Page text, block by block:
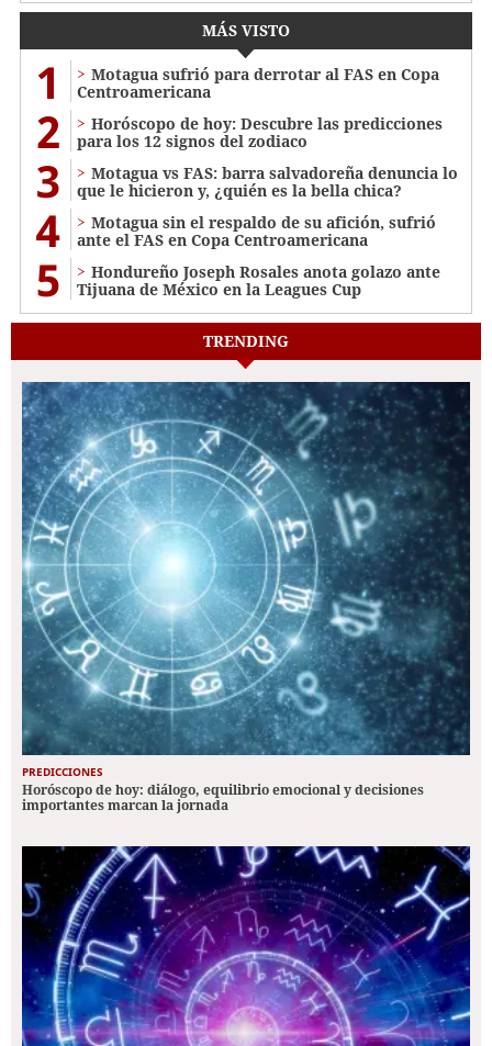
MÁS VISTO
1
Motagua sufrió para derrotar al FAS en Copa
Centroamericana
2
Horóscopo de hoy: Descubre las predicciones
para los 12 signos del zodiaco
3
Motagua vs FAS: barra salvadoreña denuncia lo
que le hicieron y, ¿quién es la bella chica?
4
Motagua sin el respaldo de su afición, sufrió
ante el FAS en Copa Centroamericana
5
Hondureño Joseph Rosales anota golazo ante
Tijuana de México en la Leagues Cup
TRENDING
PREDICCIONES
Horóscopo de hoy: diálogo, equilibrio emocional y decisiones
importantes marcan la jornada